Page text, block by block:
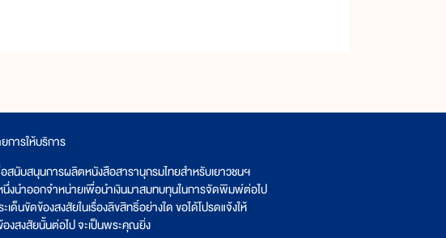
การให้บริการ
สนับสนุนการผลิตหนังสือสารานุกรมไทยสำหรับเยาวชนฯ
หนึ่งนำออกจำหน่ายเพื่อนำเงินมาสมทบทุนในการจัดพิมพ์ต่อไป
นขัดข้องสงสัยในเรื่องลิขสิทธิ์อย่างใด ขอได้โปรดแจ้งให้
งสงสัยนั้นต่อไป จะเป็นพระคุณยิ่ง